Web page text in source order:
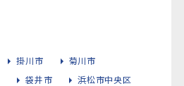
掛川市
菊川市
袋井市
浜松市中央区